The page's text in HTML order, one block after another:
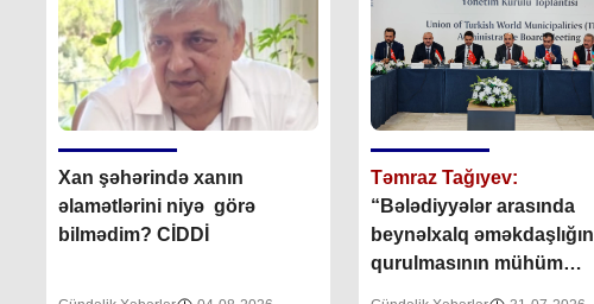
Xan şəhərində xanın
əlamətlərini niyə görə
bilmədim? CİDDİ
Təmraz Tağıyev:
“Bələdiyyələr arasında
beynəlxalq əməkdaşlığın
qurulmasının mühüm